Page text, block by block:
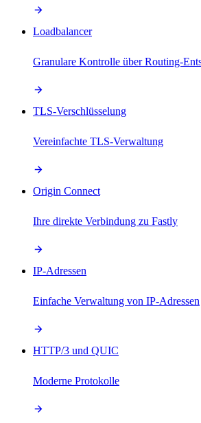
Loadbalancer
Granulare Kontrolle über Routing-
TLS-Verschlüsselung
Vereinfachte TLS-Verwaltung
Origin Connect
Ihre direkte Verbindung zu Fastly
IP-Adressen
Einfache Verwaltung von IP-Adressen
HTTP/3 und QUIC
Moderne Protokolle